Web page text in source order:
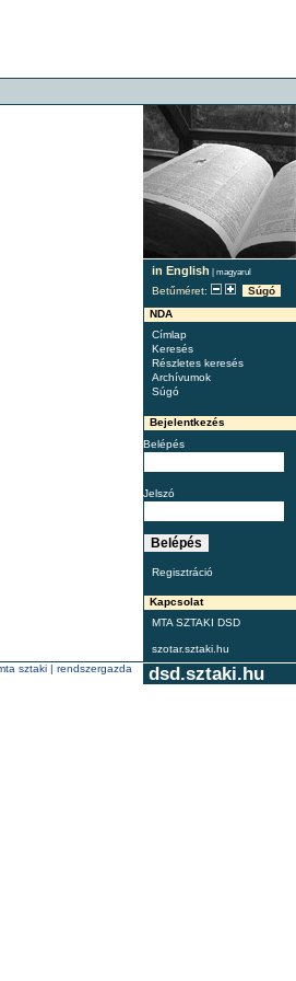
in English | magyarul
Betűméret:
Súgó
NDA
Címlap
Keresés
Részletes keresés
Archívumok
Súgó
Bejelentkezés
Belépés
Jelszó
Regisztráció
Kapcsolat
MTA SZTAKI DSD
szotar.sztaki.hu
dsd.sztaki.hu
sztaki | rendszergazda